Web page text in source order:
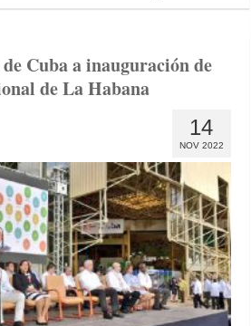
Cuba a inauguración de
de La Habana
14
NOV 2022